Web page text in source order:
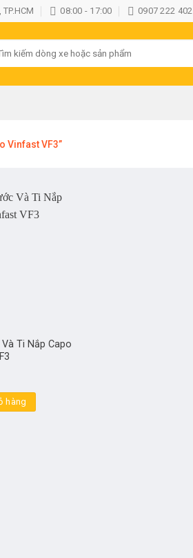
08:00 - 17:00 0907 222 402
Vinfast VF3”
Ti Nắp Capo
hàng